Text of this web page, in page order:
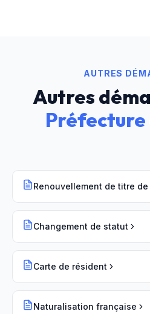
AUTRES
Autres
Préfecture
Renouvellement de titre
Changement de statut
Carte de résident
Naturalisation française